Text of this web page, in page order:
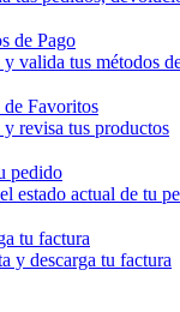
de Pago
valida tus métodos
Favoritos
y revisa tus productos
pedido
estado actual de tu
tu factura
y descarga tu factura